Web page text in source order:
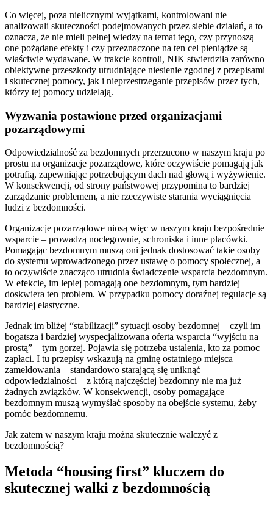
Co więcej, poza nielicznymi wyjątkami, kontrolowani nie
analizowali skuteczności podejmowanych przez siebie działań, a to
oznacza, że nie mieli pełnej wiedzy na temat tego, czy przynoszą
one pożądane efekty i czy przeznaczone na ten cel pieniądze są
właściwie wydawane. W trakcie kontroli, NIK stwierdziła zarówno
obiektywne przeszkody utrudniające niesienie zgodnej z przepisami
i skutecznej pomocy, jak i nieprzestrzeganie przepisów przez tych,
którzy tej pomocy udzielają.
Wyzwania postawione przed organizacjami
pozarządowymi
Odpowiedzialność za bezdomnych przerzucono w naszym kraju po
prostu na organizacje pozarządowe, które oczywiście pomagają jak
potrafią, zapewniając potrzebującym dach nad głową i wyżywienie.
W konsekwencji, od strony państwowej przypomina to bardziej
zarządzanie problemem, a nie rzeczywiste starania wyciągnięcia
ludzi z bezdomności.
Organizacje pozarządowe niosą więc w naszym kraju bezpośrednie
wsparcie – prowadzą noclegownie, schroniska i inne placówki.
Pomagając bezdomnym muszą oni jednak dostosować takie osoby
do systemu wprowadzonego przez ustawę o pomocy społecznej, a
to oczywiście znacząco utrudnia świadczenie wsparcia bezdomnym.
W efekcie, im lepiej pomagają one bezdomnym, tym bardziej
doskwiera ten problem. W przypadku pomocy doraźnej regulacje są
bardziej elastyczne.
Jednak im bliżej “stabilizacji” sytuacji osoby bezdomnej – czyli im
bogatsza i bardziej wyspecjalizowana oferta wsparcia “wyjściu na
prostą” – tym gorzej. Pojawia się potrzeba ustalenia, kto za pomoc
zapłaci. I tu przepisy wskazują na gminę ostatniego miejsca
zameldowania – standardowo starającą się uniknąć
odpowiedzialności – z którą najczęściej bezdomny nie ma już
żadnych związków. W konsekwencji, osoby pomagające
bezdomnym muszą wymyślać sposoby na obejście systemu, żeby
pomóc bezdomnemu.
Jak zatem w naszym kraju można skutecznie walczyć z
bezdomnością?
Metoda “housing first” kluczem do
skutecznej walki z bezdomnością